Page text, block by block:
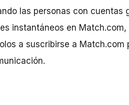
las personas con cuentas
instantáneos en
a suscribirse a Match.com